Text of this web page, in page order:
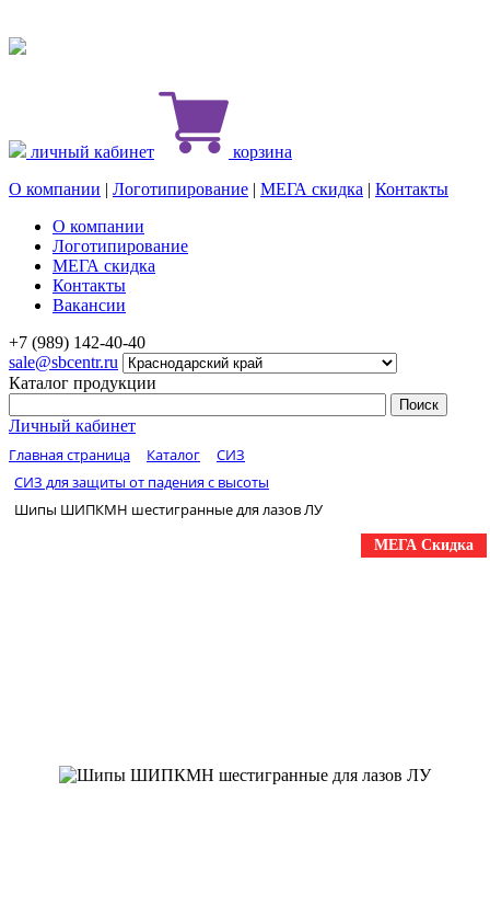
личный кабинет
корзина
О компании | Логотипирование | МЕГА скидка | Контакты
О компании
Логотипирование
МЕГА скидка
Контакты
Вакансии
+7 (989) 142-40-40
sale@sbcentr.ru
Каталог продукции
Личный кабинет
Главная страница Каталог
СИЗ
СИЗ для защиты от падения с высоты
Шипы ШИПКМН шестигранные для лазов ЛУ
МЕГА Скидка